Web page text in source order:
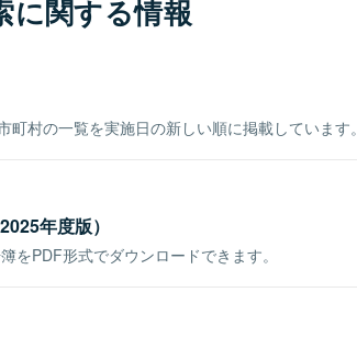
に関する情報
町村の一覧を実施日の新しい順に掲載しています。
年度版）
をPDF形式でダウンロードできます。